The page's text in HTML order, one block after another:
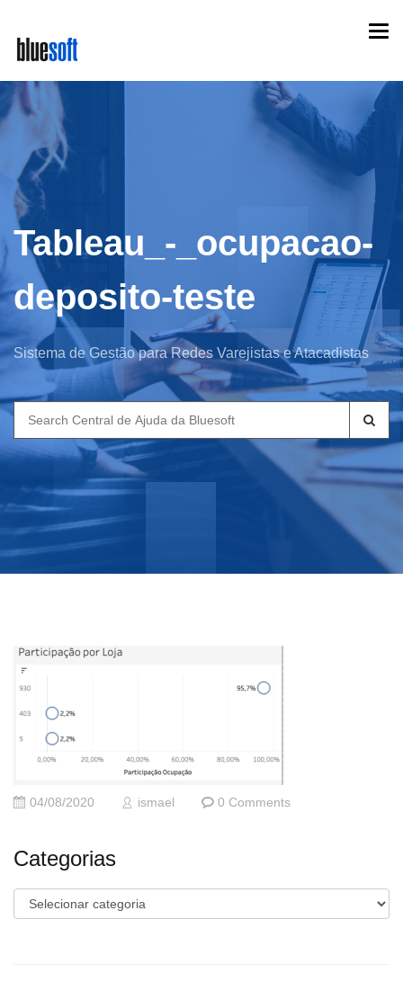
main
content
Tableau_-_ocupacao-
deposito-teste
Sistema de Gestão para Redes Varejistas e Atacadistas
Search
for:
04/08/2020 ismael 0 Comments
Categorias
Categorias